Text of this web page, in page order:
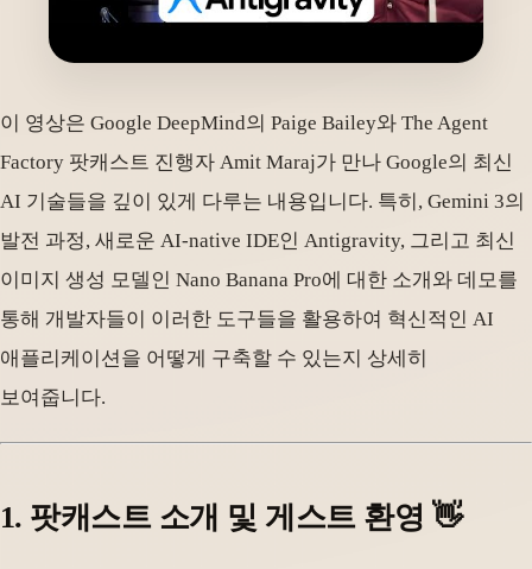
이 영상은 Google DeepMind의 Paige Bailey와 The Agent
Factory 팟캐스트 진행자 Amit Maraj가 만나 Google의 최신
AI 기술들을 깊이 있게 다루는 내용입니다. 특히, Gemini 3의
발전 과정, 새로운 AI-native IDE인 Antigravity, 그리고 최신
이미지 생성 모델인 Nano Banana Pro에 대한 소개와 데모를
통해 개발자들이 이러한 도구들을 활용하여 혁신적인 AI
애플리케이션을 어떻게 구축할 수 있는지 상세히
보여줍니다.
1. 팟캐스트 소개 및 게스트 환영 👋